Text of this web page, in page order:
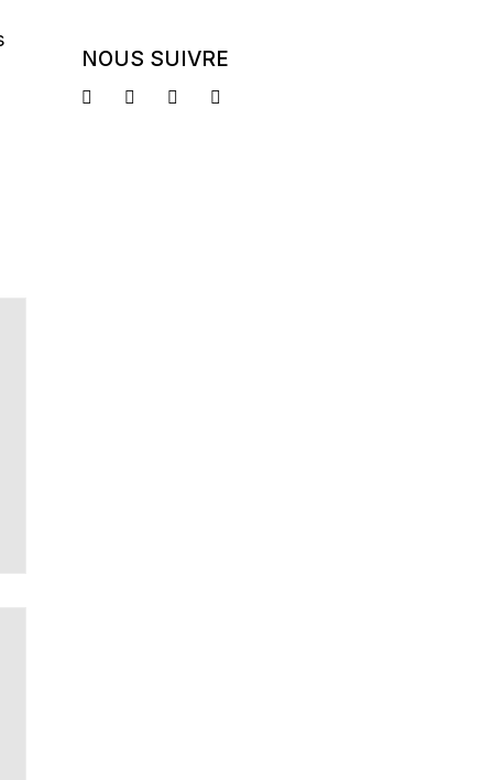
NOUS SUIVRE